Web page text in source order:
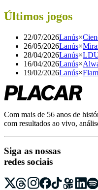
Últimos jogos
22/07/2026Lanús×
26/05/2026Lanús×
28/04/2026Lanús×
16/04/2026Lanús×
19/02/2026Lanús×
Com mais de 56 anos de
com resultados ao vivo,
Siga as nossas
redes sociais